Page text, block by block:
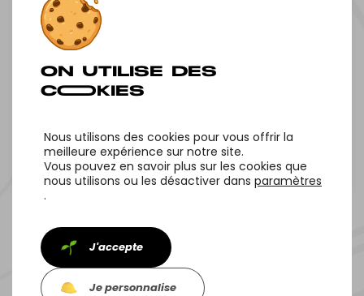
Tous nos projets Projet suivant
Nous utilisons des cookies pour vous offrir la
meilleure expérience sur notre site.
Vous pouvez en savoir plus sur les cookies que
nous utilisons ou les désactiver dans paramètres
.
J'accepte
Je personnalise